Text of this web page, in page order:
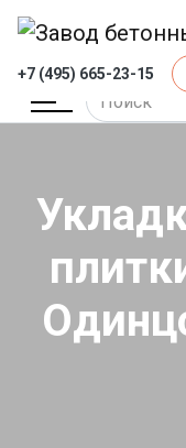
+7 (495) 665-23-15